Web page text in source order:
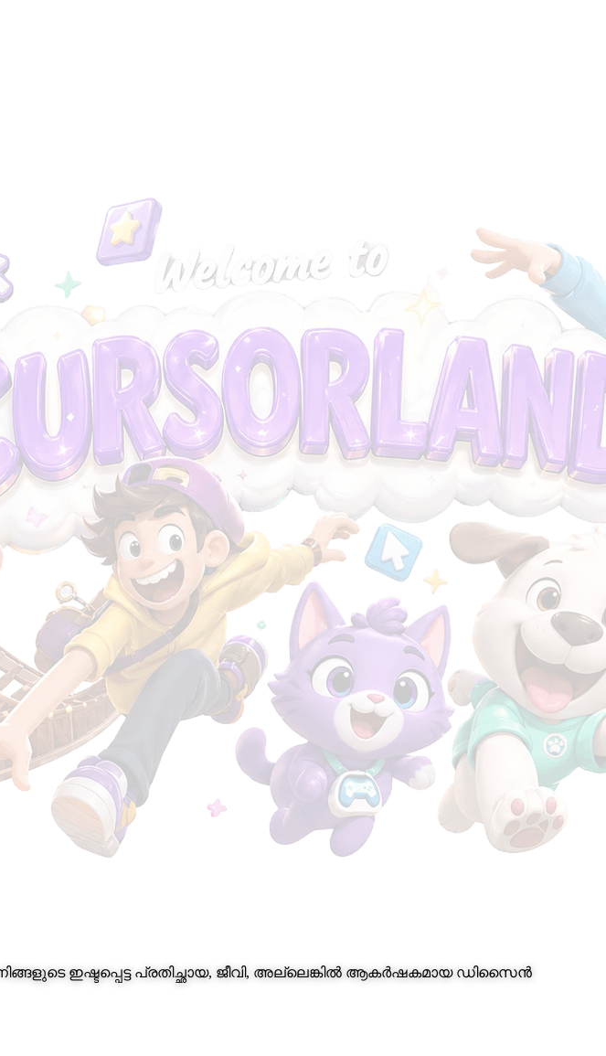
ഇഷ്ടപ്പെട്ട പ്രതിച്ഛായ, ജീവി, അല്ലെങ്കിൽ ആകർഷകമായ ഡിസൈൻ